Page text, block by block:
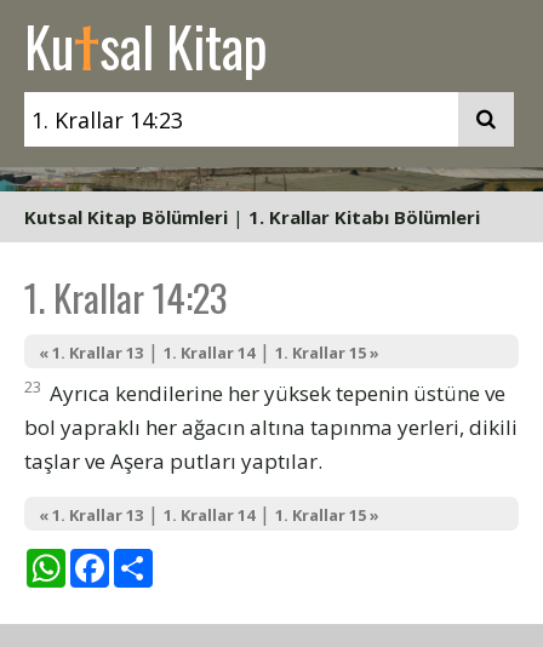
Kutsal Kitap
Kutsal Kitap Bölümleri | 1. Krallar Kitabı Bölümleri
1. Krallar 14:23
« 1. Krallar 13 | 1. Krallar 14| 1. Krallar 15 »
23 Ayrıca kendilerine her yüksek tepenin üstüne ve
bol yapraklı her ağacın altına tapınma yerleri, dikili
taşlar ve Aşera putları yaptılar.
« 1. Krallar 13 | 1. Krallar 14| 1. Krallar 15 »
WhatsAppFacebook